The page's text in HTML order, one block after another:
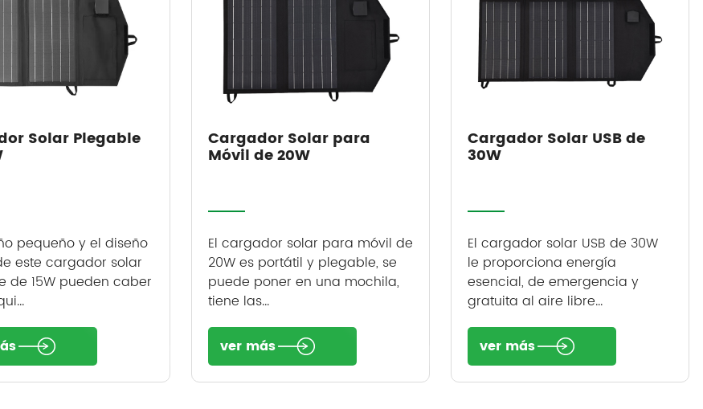
Solar Plegable
pequeño y el diseño
este cargador solar
de 15W pueden caber
Cargador Solar para
Móvil de 20W
El cargador solar para móvil de
20W es portátil y plegable, se
puede poner en una mochila,
tiene las...
ver más
Cargador Solar USB de
30W
El cargador solar USB de 30W
le proporciona energía
esencial, de emergencia y
gratuita al aire libre...
ver más